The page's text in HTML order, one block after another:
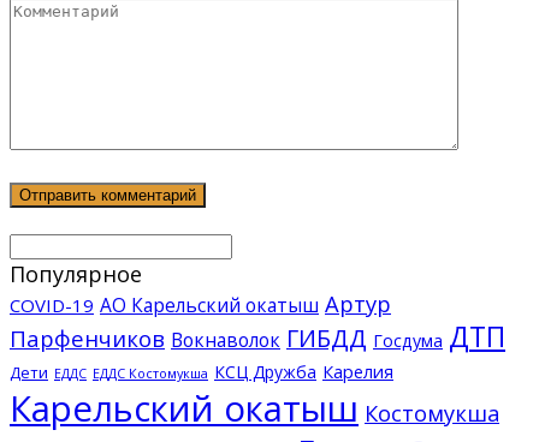
Популярное
COVID-19 АО Карельский окатыш Артур
Парфенчиков Вокнаволок ГИБДД Госдума ДТП
Дети ЕДДС ЕДДС Костомукша КСЦ Дружба Карелия
Карельский окатыш Костомукша